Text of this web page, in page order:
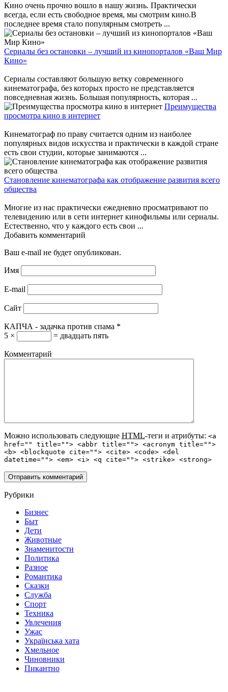
Кино очень прочно вошло в нашу жизнь. Практически
всегда, если есть свободное время, мы смотрим кино.В
последнее время стало популярным смотреть ...
Сериалы без остановки – лучший из кинопорталов «Ваш Мир
Кино»
Сериалы составляют большую ветку современного
кинематографа, без которых просто не представляется
повседневная жизнь. Большая популярность, которая ...
Преимущества
просмотра кино в интернет
Кинематограф по праву считается одним из наиболее
популярных видов искусства и практически в каждой стране
есть свои студии, которые занимаются ...
Становление кинематографа как отображение развития всего
общества
Многие из нас практически ежедневно просматривают по
телевидению или в сети интернет кинофильмы или сериалы.
Естественно, что у каждого есть свои ...
Добавить комментарий
Ваш e-mail не будет опубликован.
Имя
E-mail
Сайт
КАПЧА - задачка против спама *
5 ×
= двадцать пять
Комментарий
Можно использовать следующие HTML-теги и атрибуты: <a
href="" title=""> <abbr title=""> <acronym title="">
<b> <blockquote cite=""> <cite> <code> <del
datetime=""> <em> <i> <q cite=""> <strike> <strong>
Рубрики
Бизнес
Быт
Дети
Животные
Знаменитости
Политика
Разное
Романтика
Сказки
Служба
Спорт
Техника
Увлечения
Ужас
Українська хата
Хмельное
Чиновники
Пикантно